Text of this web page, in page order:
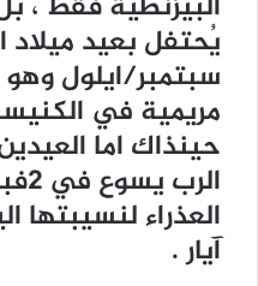
سبتمبر/ايلول وهو
مريمية في
حينذاك اما
آيار .